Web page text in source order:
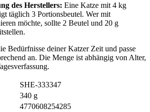
des Herstellers: Eine Katze mit 4 kg
täglich 3 Portionsbeutel. Wer mit
möchte, sollte 2 Beutel und 20 g
Bedürfnisse deiner Katzer Zeit und passe
an. Die Menge ist abhängig von Alter,
SHE-333347
340 g
4770608254285